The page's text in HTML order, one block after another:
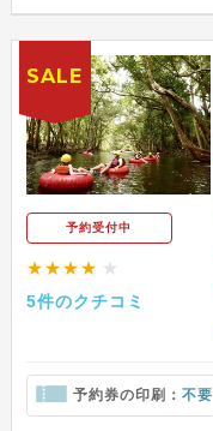
予約受付中
★★★★ ★
5件のクチコミ
予約券の印刷： 不要
SALE